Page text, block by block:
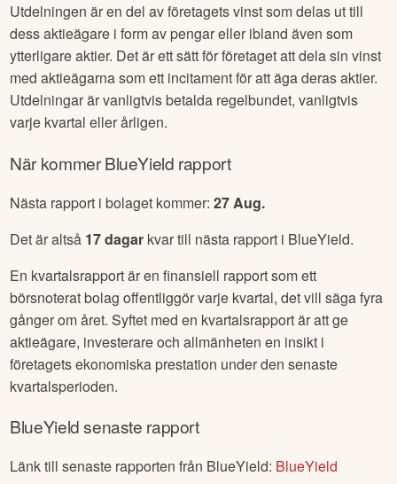
Utdelningen är en del av företagets vinst som delas ut till
dess aktieägare i form av pengar eller ibland även som
ytterligare aktier. Det är ett sätt för företaget att dela sin vinst
med aktieägarna som ett incitament för att äga deras aktier.
Utdelningar är vanligtvis betalda regelbundet, vanligtvis
varje kvartal eller årligen.
När kommerBlueYield rapport
Nästa rapport i bolaget kommer:27 Aug.
Det är altså 17dagar kvar till nästa rapport i BlueYield.
En kvartalsrapport är en finansiell rapport som ett
börsnoterat bolag offentliggör varje kvartal, det vill säga fyra
gånger om året. Syftet med en kvartalsrapport är att ge
aktieägare, investerare och allmänheten en insikt i
företagets ekonomiska prestation under den senaste
kvartalsperioden.
BlueYieldsenaste rapport
Länk till senaste rapporten från BlueYield: BlueYield